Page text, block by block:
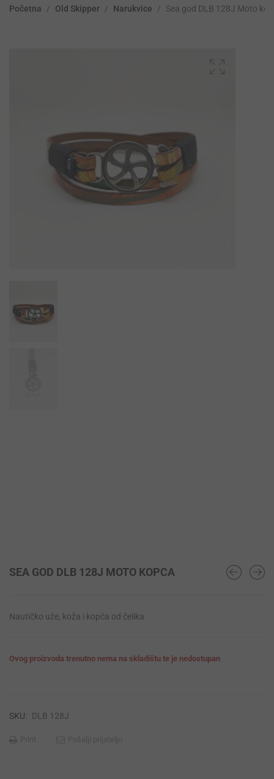
Početna / Old Skipper / Narukvice / Sea god DLB 128J Moto
SEA GOD DLB 128J MOTO KOPCA
Nautičko uže, koža i kopča od čelika
Ovog proizvoda trenutno nema na skladištu te je nedostupan
SKU: DLB 128J